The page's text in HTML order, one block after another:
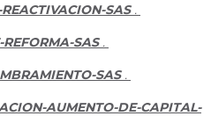
SAS .
SAS .
SAS .
AUMENTO-DE-CAPITAL-